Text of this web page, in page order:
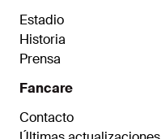
Estadio
Historia
Prensa
Fancare
Contacto